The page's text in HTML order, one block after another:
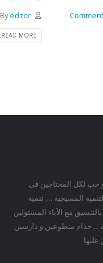
Byeditor
READ MORE...
لكل المحتاجين فى
المسيحية …. تنمية
مع الآباء المسئولين
… خدام متطوعين و دارسين